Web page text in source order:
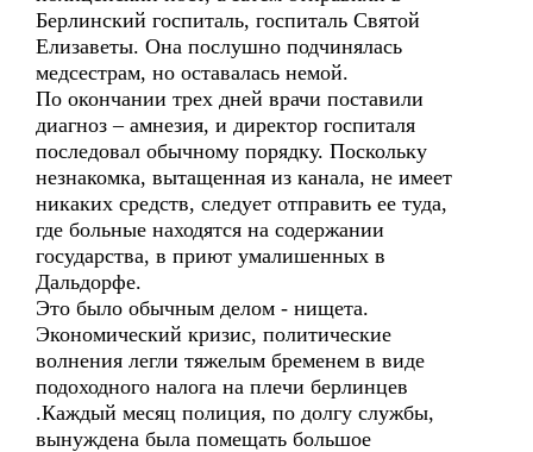
Берлинский госпиталь, госпиталь Святой
Елизаветы. Она послушно подчинялась
медсестрам, но оставалась немой.
По окончании трех дней врачи поставили
диагноз – амнезия, и директор госпиталя
последовал обычному порядку. Поскольку
незнакомка, вытащенная из канала, не имеет
никаких средств, следует отправить ее туда,
где больные находятся на содержании
государства, в приют умалишенных в
Дальдорфе.
Это было обычным делом - нищета.
Экономический кризис, политические
волнения легли тяжелым бременем в виде
подоходного налога на плечи берлинцев
.Каждый месяц полиция, по долгу службы,
вынуждена была помещать большое